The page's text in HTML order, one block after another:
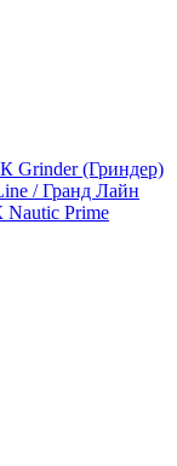
Grinder (Гриндер)
/ Гранд Лайн
Nautic Prime